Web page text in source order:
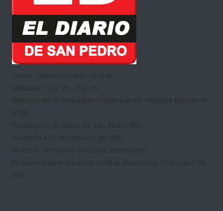
Lunes - Viernes: 9 a.m.-16 p.m.
Sábados: 10 a. m.-13 p. m.
Registro de la Propiedad Intelectual Nº 5335348 Edición Nº
6168
Propietario: El Diario de San Pedro SRL.
Fundado el 7 de Octubre de 2002
Director: Fernando González Bettendorff
El numero de emisión es 6168 al día de hoy 12 de abril de
2021